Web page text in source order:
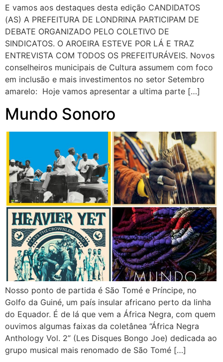
E vamos aos destaques desta edição CANDIDATOS
(AS) A PREFEITURA DE LONDRINA PARTICIPAM DE
DEBATE ORGANIZADO PELO COLETIVO DE
SINDICATOS. O AROEIRA ESTEVE POR LÁ E TRAZ
ENTREVISTA COM TODOS OS PREFEITURÁVEIS. Novos
conselheiros municipais de Cultura assumem com foco
em inclusão e mais investimentos no setor Setembro
amarelo: Hoje vamos apresentar a ultima parte […]
Mundo Sonoro
Nosso ponto de partida é São Tomé e Príncipe, no
Golfo da Guiné, um país insular africano perto da linha
do Equador. É de lá que vem a África Negra, com quem
ouvimos algumas faixas da coletânea “África Negra
Anthology Vol. 2” (Les Disques Bongo Joe) dedicada ao
grupo musical mais renomado de São Tomé […]